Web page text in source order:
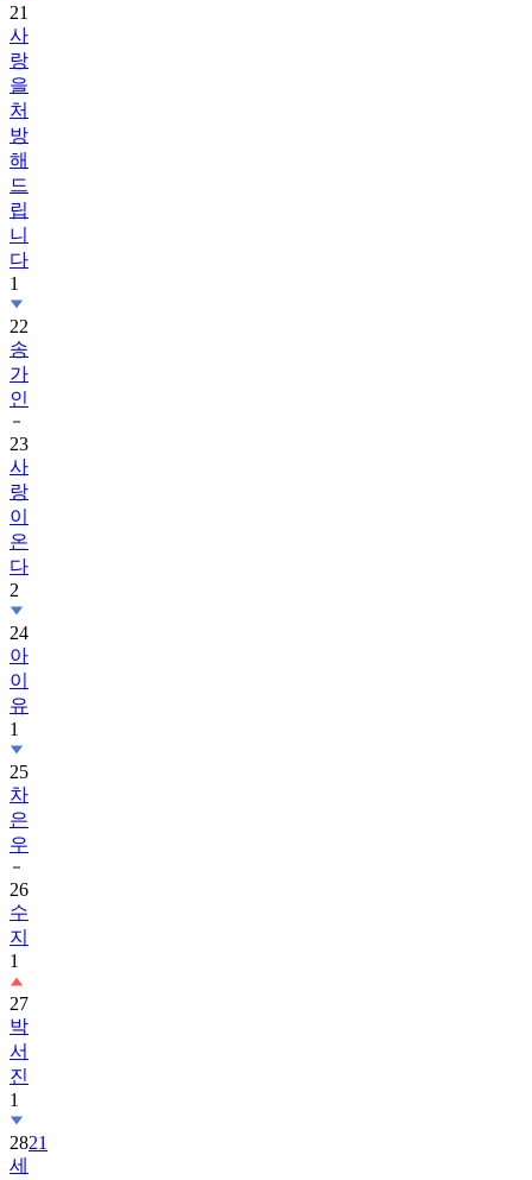
21
사
랑
을
처
방
해
드
립
니
다
1
22
송
가
인
23
사
랑
이
온
다
2
24
아
이
유
1
25
차
은
우
26
수
지
1
27
박
서
진
1
2821
세